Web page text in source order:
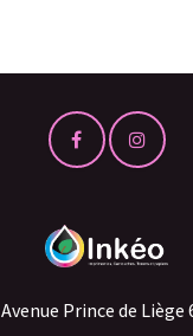
Avenue Prince de Liège